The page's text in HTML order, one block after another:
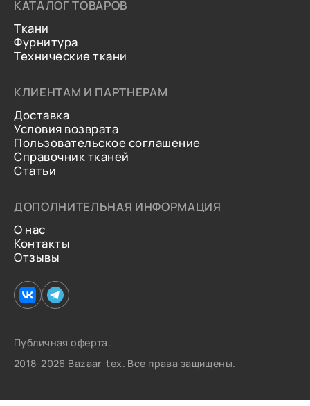
КАТАЛОГ ТОВАРОВ
Ткани
Фурнитура
Технические ткани
КЛИЕНТАМ И ПАРТНЕРАМ
Доставка
Условия возврата
Пользовательское соглашение
Справочник тканей
Статьи
ДОПОЛНИТЕЛЬНАЯ ИНФОРМАЦИЯ
О нас
Контакты
Отзывы
Публичная оферта.
2018-2026 Bazaar-tex. Все права защищены.